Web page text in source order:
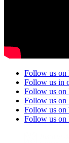
Follow us on
Follow us in
Follow us on
Follow us on
Follow us on
Follow us on